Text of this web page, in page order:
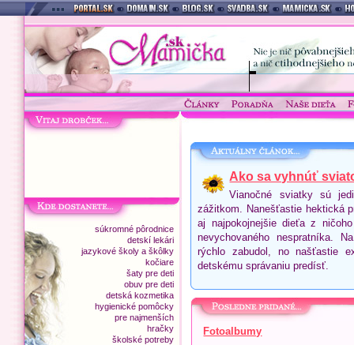
súkromné pôrodnice
detskí lekári
jazykové školy a škôlky
kočiare
šaty pre deti
obuv pre deti
detská kozmetika
hygienické pomôcky
pre najmenších
hračky
školské potreby
Ako sa vyhnúť
Vianočné sviatky sú
zážitkom. Nanešťastie hektická
aj najpokojnejšie dieťa z
nevychovaného nespratníka.
rýchlo zabudol, no našťastie
detskému správaniu predísť.
Fotoalbumy